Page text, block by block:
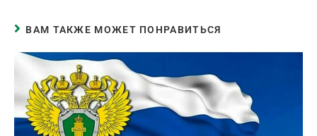
ВАМ ТАКЖЕ МОЖЕТ ПОНРАВИТЬСЯ